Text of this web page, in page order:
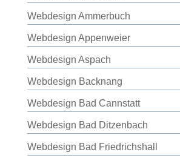
Webdesign Ammerbuch
Webdesign Appenweier
Webdesign Aspach
Webdesign Backnang
Webdesign Bad Cannstatt
Webdesign Bad Ditzenbach
Webdesign Bad Friedrichshall